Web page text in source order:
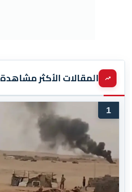
المقالات الأكثر مشاهدة
1